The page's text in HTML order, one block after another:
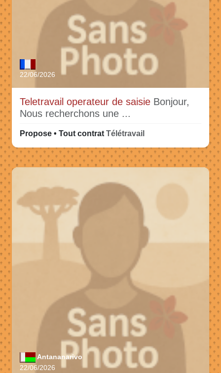
22/06/2026
Teletravail operateur de saisie Bonjour,
Nous recherchons une ...
Propose • Tout contrat Télétravail
Antananarivo
22/06/2026